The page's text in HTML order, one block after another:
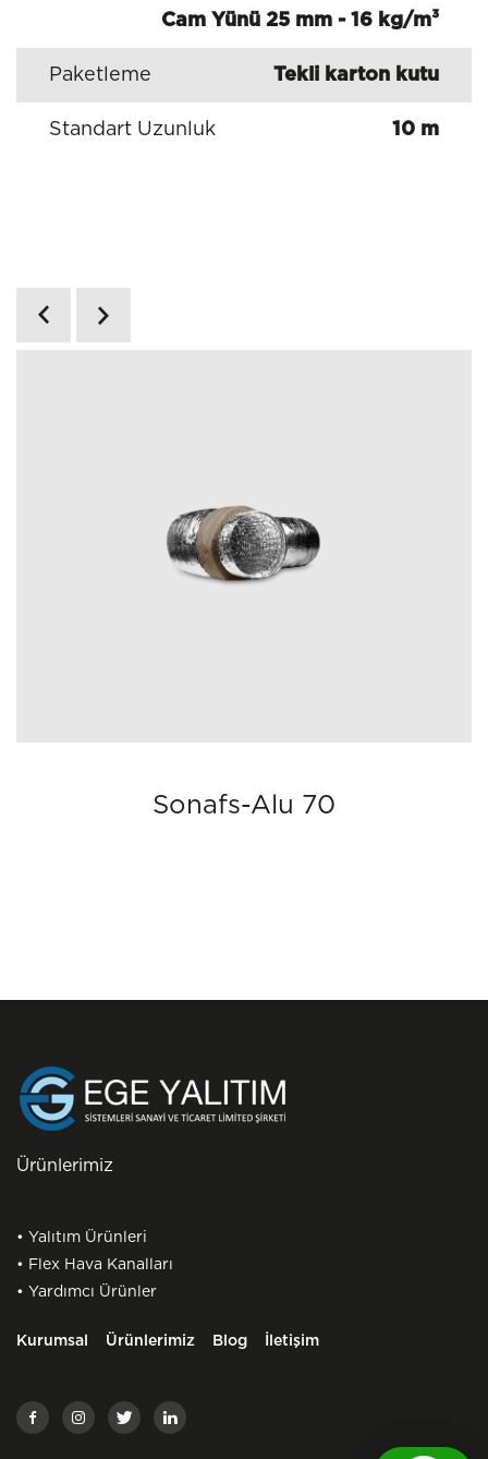
Cam Yünü 25 mm - 16 kg/m³
Paketleme Tekli karton kutu
Standart Uzunluk 10 m
Ürünlerimiz
• Yalıtım Ürünleri
• Flex Hava Kanalları
• Yardımcı Ürünler
Kurumsal Ürünlerimiz Blog İletişim